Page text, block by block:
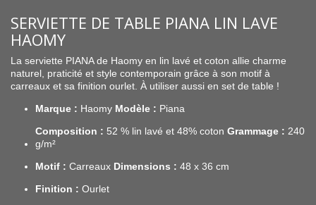
SERVIETTE DE TABLE PIANA LIN LAVE
HAOMY
La serviette PIANAde Haomy en lin lavé et coton allie charme
naturel, praticité et style contemporain grâce à son motif à
carreaux et sa finition ourlet. À utiliser aussi en set de table !
Marque : Haomy Modèle : Piana
Composition : 52 % lin lavé et 48% coton Grammage : 240
g/m²
Motif : Carreaux Dimensions : 48 x 36 cm
Finition : Ourlet